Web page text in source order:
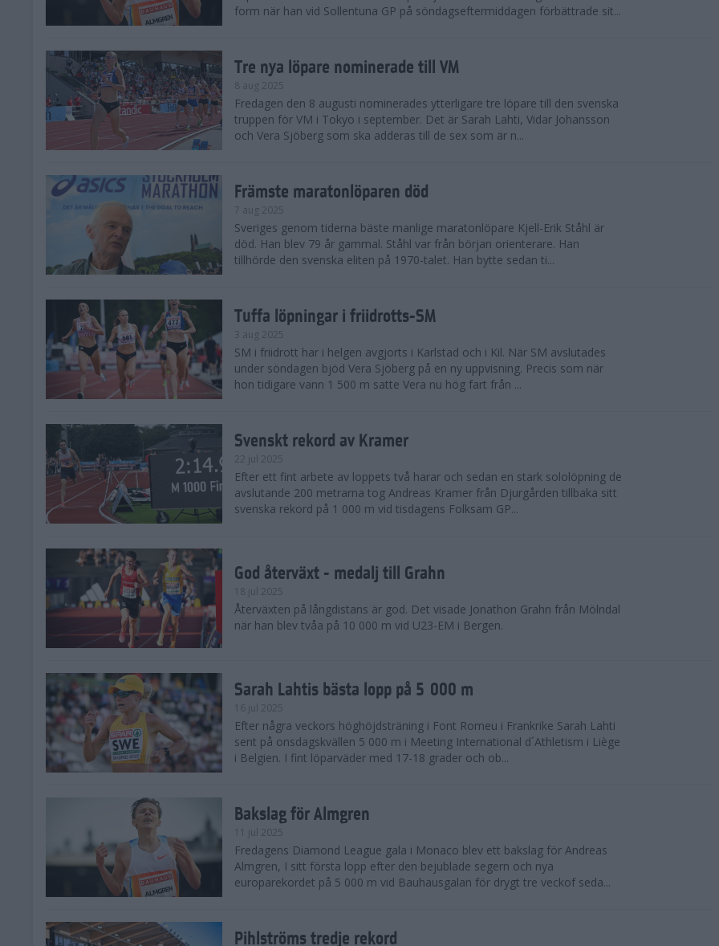
form när han vid Sollentuna GP på söndagseftermiddagen förbättrade sit...
Tre nya löpare nominerade till VM
8 aug 2025
Fredagen den 8 augusti nominerades ytterligare tre löpare till den svenska
truppen för VM i Tokyo i september. Det är Sarah Lahti, Vidar Johansson
och Vera Sjöberg som ska adderas till de sex som är n...
Främste maratonlöparen död
7 aug 2025
Sveriges genom tiderna bäste manlige maratonlöpare Kjell-Erik Ståhl är
död. Han blev 79 år gammal. Ståhl var från början orienterare. Han
tillhörde den svenska eliten på 1970-talet. Han bytte sedan ti...
Tuffa löpningar i friidrotts-SM
3 aug 2025
SM i friidrott har i helgen avgjorts i Karlstad och i Kil. När SM avslutades
under söndagen bjöd Vera Sjöberg på en ny uppvisning. Precis som när
hon tidigare vann 1 500 m satte Vera nu hög fart från ...
Svenskt rekord av Kramer
22 jul 2025
Efter ett fint arbete av loppets två harar och sedan en stark sololöpning de
avslutande 200 metrarna tog Andreas Kramer från Djurgården tillbaka sitt
svenska rekord på 1 000 m vid tisdagens Folksam GP...
God återväxt - medalj till Grahn
18 jul 2025
Återväxten på långdistans är god. Det visade Jonathon Grahn från Mölndal
när han blev tvåa på 10 000 m vid U23-EM i Bergen.
Sarah Lahtis bästa lopp på 5 000 m
16 jul 2025
Efter några veckors höghöjdsträning i Font Romeu i Frankrike Sarah Lahti
sent på onsdagskvällen 5 000 m i Meeting International d´Athletism i Liège
i Belgien. I fint löparväder med 17-18 grader och ob...
Bakslag för Almgren
11 jul 2025
Fredagens Diamond League gala i Monaco blev ett bakslag för Andreas
Almgren, I sitt första lopp efter den bejublade segern och nya
europarekordet på 5 000 m vid Bauhausgalan för drygt tre veckof seda...
Pihlströms tredje rekord